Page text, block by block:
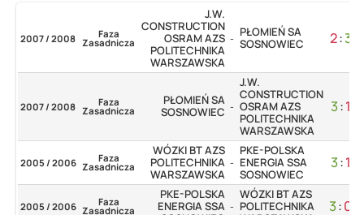
2007 / 2008 Faza
Zasadnicza
J.W.
CONSTRUCTION
OSRAM AZS
POLITECHNIKA
WARSZAWSKA
- PŁOMIEŃ SA
SOSNOWIEC
2:3
2007 / 2008 Faza
Zasadnicza
PŁOMIEŃ SA
SOSNOWIEC -
J.W.
CONSTRUCTION
OSRAM AZS
POLITECHNIKA
WARSZAWSKA
3:1
2005 / 2006 Faza
Zasadnicza
WÓZKI BT AZS
POLITECHNIKA
WARSZAWSKA
-
PKE-POLSKA
ENERGIA SSA
SOSNOWIEC
3:1
2005 / 2006 Faza
Zasadnicza
PKE-POLSKA
ENERGIA SSA -
WÓZKI BT AZS
POLITECHNIKA
3:0